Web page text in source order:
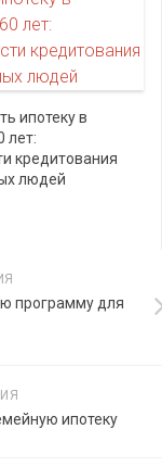
ипотеку в
лет:
кредитования
людей
программу для
ипотеку